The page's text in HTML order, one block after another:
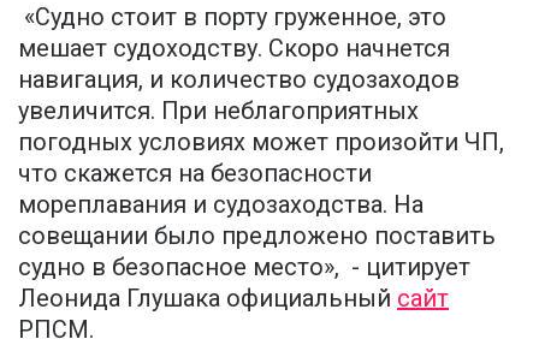
«Судно стоит в порту груженное, это
мешает судоходству. Скоро начнется
навигация, и количество судозаходов
увеличится. При неблагоприятных
погодных условиях может произойти ЧП,
что скажется на безопасности
мореплавания и судозаходства. На
совещании было предложено поставить
судно в безопасное место», - цитирует
Леонида Глушака официальный сайт
РПСМ.